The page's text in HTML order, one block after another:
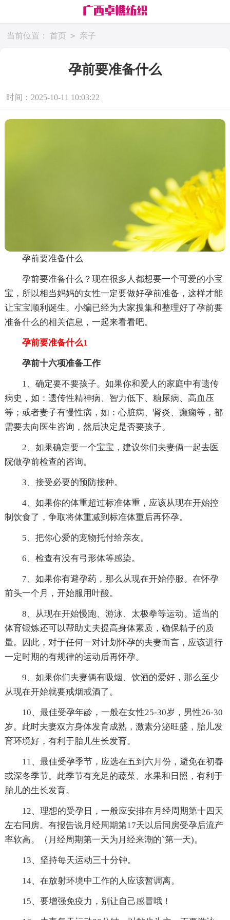
当前位置： 首页 > 亲子
孕前要准备什么
时间：2025-10-11 10:03:22
孕前要准备什么
孕前要准备什么？现在很多人都想要一个可爱的小宝
宝，所以相当妈妈的女性一定要做好孕前准备，这样才能
让宝宝顺利诞生。小编已经为大家搜集和整理好了孕前要
准备什么的相关信息，一起来看看吧。
孕前要准备什么1
孕前十六项准备工作
1、确定要不要孩子。如果你和爱人的家庭中有遗传
病史，如：遗传性精神病、智力低下、糖尿病、高血压
等；或者妻子有慢性病，如：心脏病、肾炎、癫痫等，都
需要去向医生咨询，然后决定是否要孩子。
2、如果确定要一个宝宝，建议你们夫妻俩一起去医
院做孕前检查的咨询。
3、接受必要的预防接种。
4、如果你的体重超过标准体重，应该从现在开始控
制饮食了，争取将体重减到标准体重后再怀孕。
5、把你心爱的宠物托付给亲友。
6、检查有没有弓形体等感染。
7、如果你有避孕药，那么从现在开始停服。在怀孕
前头一个月，开始服用叶酸。
8、从现在开始慢跑、游泳、太极拳等运动。适当的
体育锻炼还可以帮助丈夫提高身体素质，确保精子的质
量。因此，对于任何一对计划怀孕的夫妻而言，应该进行
一定时期的有规律的运动后再怀孕。
9、如果你们夫妻俩有吸烟、饮酒的爱好，那么至少
从现在开始就要戒烟戒酒了。
10、最佳受孕年龄，一般在女性25-30岁，男性26-30
岁。此时夫妻双方身体发育成熟，激素分泌旺盛，胎儿发
育环境好，有利于胎儿生长发育。
11、最佳受孕季节，应选在五到六月份，避免在初春
或深冬季节。此季节有充足的蔬菜、水果和日照，有利于
胎儿的生长发育。
12、理想的受孕日，一般应安排在月经周期第十四天
左右同房。有报告说月经周期第17天以后同房受孕后流产
率软高。（月经周期第一天为月经来潮的`第一天)。
13、坚持每天运动三十分钟。
14、在放射环境中工作的人应该暂调离。
15、要增强免疫力，别让自己感冒哦！